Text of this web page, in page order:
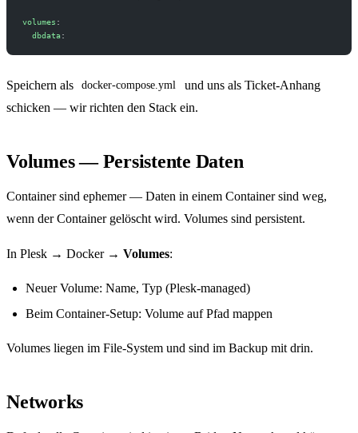
volumes :
  dbdata
:
Speichern als docker-compose.yml
und uns als Ticket-Anhang
schicken — wir richten den Stack ein.
Volumes — Persistente Daten
Container sind ephemer — Daten in einem Container sind weg,
wenn der Container gelöscht wird. Volumes sind persistent.
In Plesk → Docker → Volumes:
Neuer Volume: Name, Typ (Plesk-managed)
Beim Container-Setup: Volume auf Pfad mappen
Volumes liegen im File-System und sind im Backup mit drin.
Networks